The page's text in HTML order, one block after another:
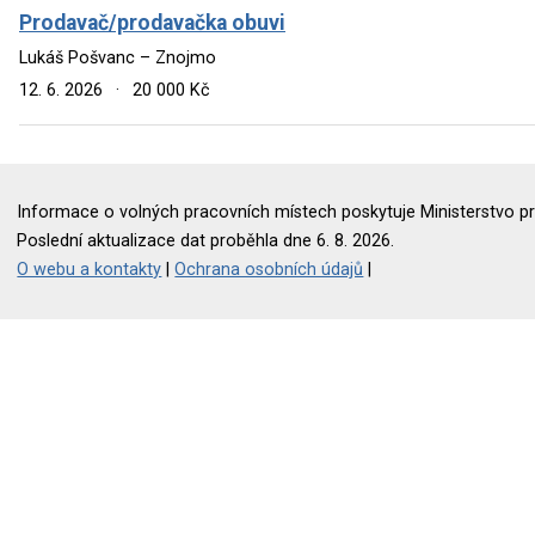
Prodavač/prodavačka obuvi
Lukáš Pošvanc – Znojmo
12. 6. 2026
· 20 000 Kč
Informace o volných pracovních místech poskytuje Ministerstvo
Poslední aktualizace dat proběhla dne 6. 8. 2026.
O webu a kontakty |Ochrana osobních údajů